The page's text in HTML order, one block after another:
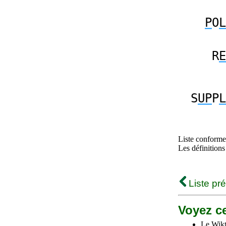
PO
R
SUPP
Liste
Les définitions
Liste
Voyez
Le